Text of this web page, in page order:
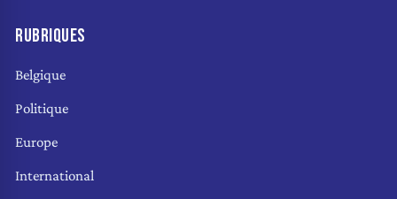
RUBRIQUES
Belgique
Politique
Europe
International